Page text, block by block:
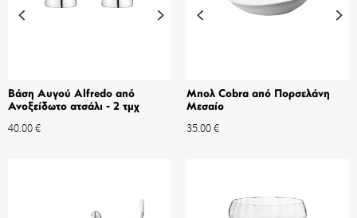
Βάση Αυγoύ Alfredo από
Ανοξείδωτο ατσάλι - 2 τμχ
40.00€
Μπολ Cobra από Πορσελάνη
Μεσαίο
35.00€